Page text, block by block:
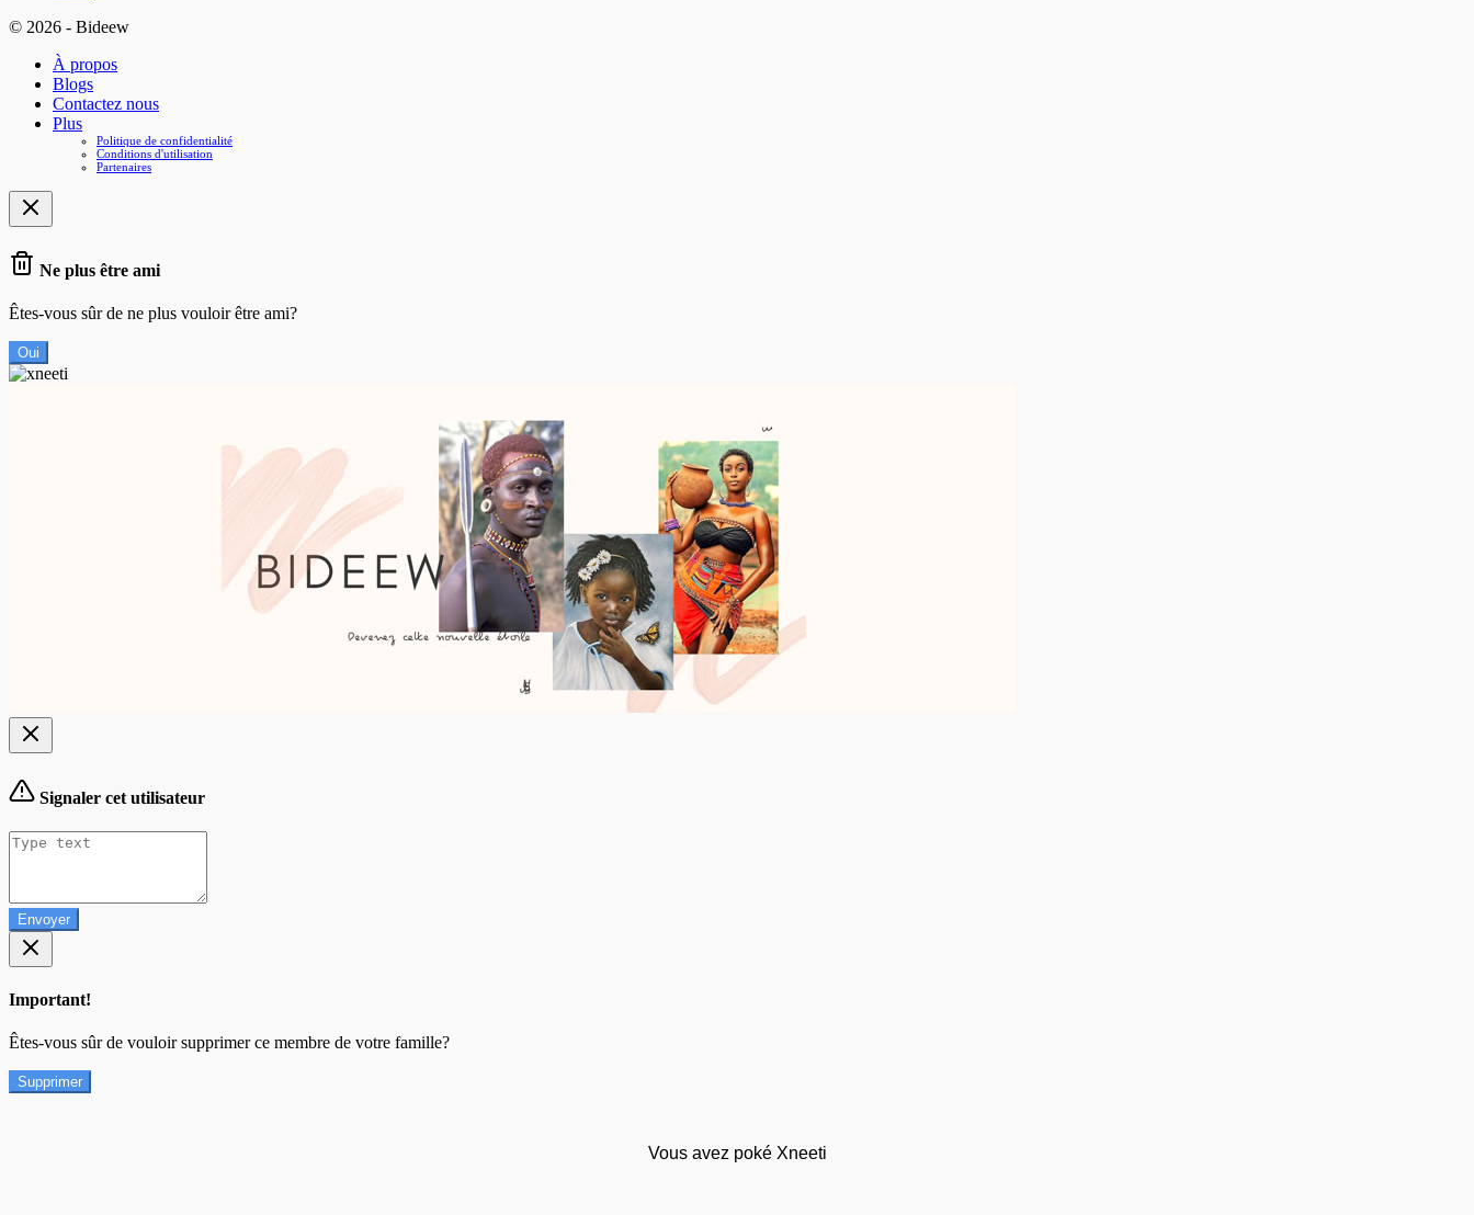
© 2026 - Bideew
À propos
Blogs
Contactez nous
Plus
Politique de confidentialité
Conditions d'utilisation
Partenaires
Ne plus être ami
Êtes-vous sûr de ne plus vouloir être ami?
Oui
Signaler cet utilisateur
Envoyer
Important!
Êtes-vous sûr de vouloir supprimer ce membre de votre famille?
Supprimer
Vous avez poké Xneeti